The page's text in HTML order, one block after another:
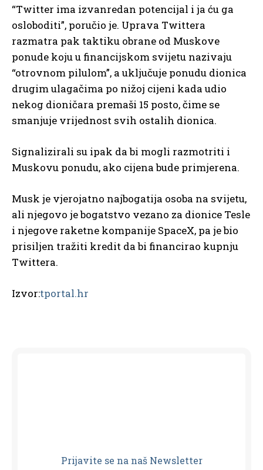
“Twitter ima izvanredan potencijal i ja ću ga
osloboditi”, poručio je. Uprava Twittera
razmatra pak taktiku obrane od Muskove
ponude koju u financijskom svijetu nazivaju
“otrovnom pilulom”, a uključuje ponudu dionica
drugim ulagačima po nižoj cijeni kada udio
nekog dioničara premaši 15 posto, čime se
smanjuje vrijednost svih ostalih dionica.
Signalizirali su ipak da bi mogli razmotriti i
Muskovu ponudu, ako cijena bude primjerena.
Musk je vjerojatno najbogatija osoba na svijetu,
ali njegovo je bogatstvo vezano za dionice Tesle
i njegove raketne kompanije SpaceX, pa je bio
prisiljen tražiti kredit da bi financirao kupnju
Twittera.
Izvor:tportal.hr
Prijavite se na naš Newsletter